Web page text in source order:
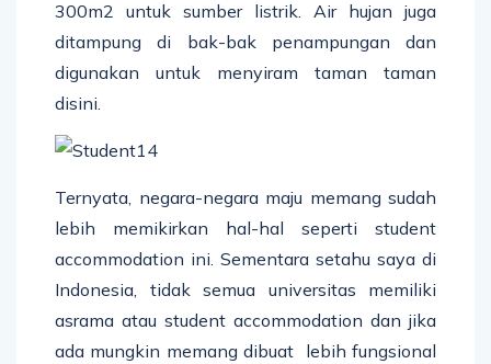
300m2 untuk sumber listrik. Air hujan juga
ditampung di bak-bak penampungan dan
digunakan untuk menyiram taman taman
disini.
Ternyata, negara-negara maju memang sudah
lebih memikirkan hal-hal seperti student
accommodation ini. Sementara setahu saya di
Indonesia, tidak semua universitas memiliki
asrama atau student accommodation dan jika
ada mungkin memang dibuat lebih fungsional